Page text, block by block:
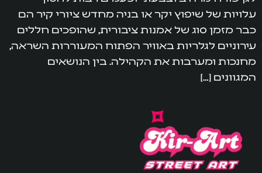
עלויות של שיפוץ יקר או בניה מחדש ציורי קיר הם
כבר מזמן סוג של אמנות ציבורית, שהופכים חללים
עירוניים לגלריות באוויר הפתוח המעוררות השראה,
מחנכות ומערבות את הקהילה. בין הנושאים
המגוונים […]